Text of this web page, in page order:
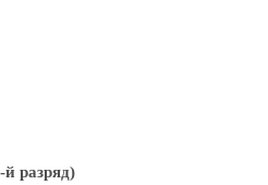
разряд)